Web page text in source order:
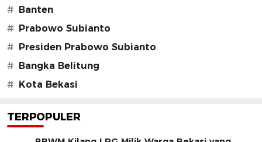
# Banten
# Prabowo Subianto
# Presiden Prabowo Subianto
# Bangka Belitung
# Kota Bekasi
TERPOPULER